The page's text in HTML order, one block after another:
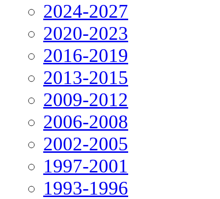
2024-2027
2020-2023
2016-2019
2013-2015
2009-2012
2006-2008
2002-2005
1997-2001
1993-1996